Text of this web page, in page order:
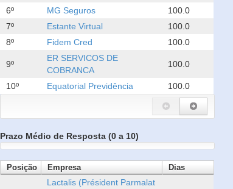
6º
MG Seguros
100.0
7º
Estante Virtual
100.0
8º
Fidem Cred 100.0
9º
ER SERVICOS DE
COBRANCA
100.0
10º Equatorial Previdência 100.0
Prazo Médio de Resposta (0 a 10)
Posição Empresa Dias
Lactalis (Président Parmalat